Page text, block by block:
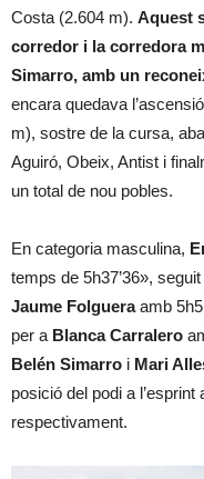
Costa (2.604 m). Aquest
corredor i la corredora
Simarro, amb un
encara quedava
m), sostre de la cursa,
Aguiró, Obeix, Antist i
un total de nou pobles.
En categoria masculina,
temps de 5h37’36»,
Jaume Folgueraamb
per a Blanca Carralero
Belén Simarro i Mari
posició del podi a l’esprint
respectivament.